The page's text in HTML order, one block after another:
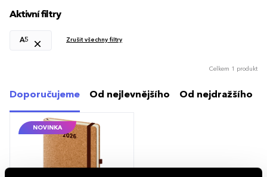
Aktivní filtry
A5 Zrušit všechny filtry
Celkem 1 produkt
Doporučujeme Od nejlevnějšího Od nejdražšího
NOVINKA